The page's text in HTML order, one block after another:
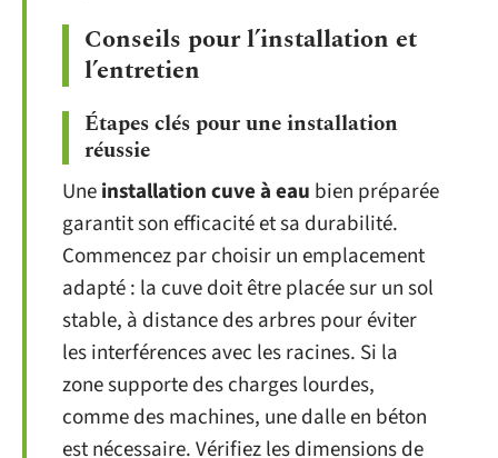
Conseils pour l’installation et
l’entretien
Étapes clés pour une installation
réussie
Uneinstallation cuve à eau bien préparée
garantit son efficacité et sa durabilité.
Commencez par choisir un emplacement
adapté : la cuve doit être placée sur un sol
stable, à distance des arbres pour éviter
les interférences avec les racines. Si la
zone supporte des charges lourdes,
comme des machines, une dalle en béton
est nécessaire. Vérifiez les dimensions de